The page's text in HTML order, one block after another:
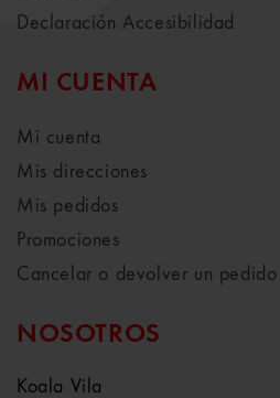
Declaración Accesibilidad
MI CUENTA
Mi cuenta
Mis direcciones
Mis pedidos
Promociones
Cancelar o devolver un pedido
NOSOTROS
Koala Vila